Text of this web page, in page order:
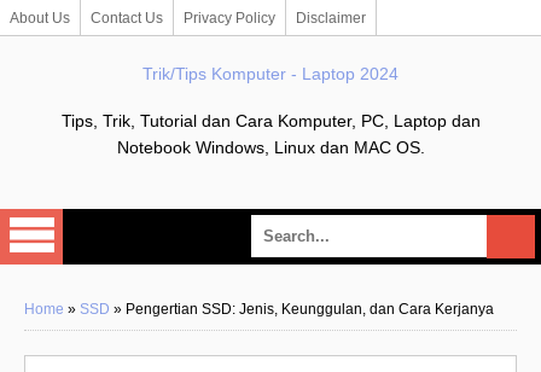
About Us Contact Us Privacy Policy Disclaimer
Trik/Tips Komputer - Laptop 2024
Tips, Trik, Tutorial dan Cara Komputer, PC, Laptop dan
Notebook Windows, Linux dan MAC OS.
Home » SSD » Pengertian SSD: Jenis, Keunggulan, dan Cara Kerjanya